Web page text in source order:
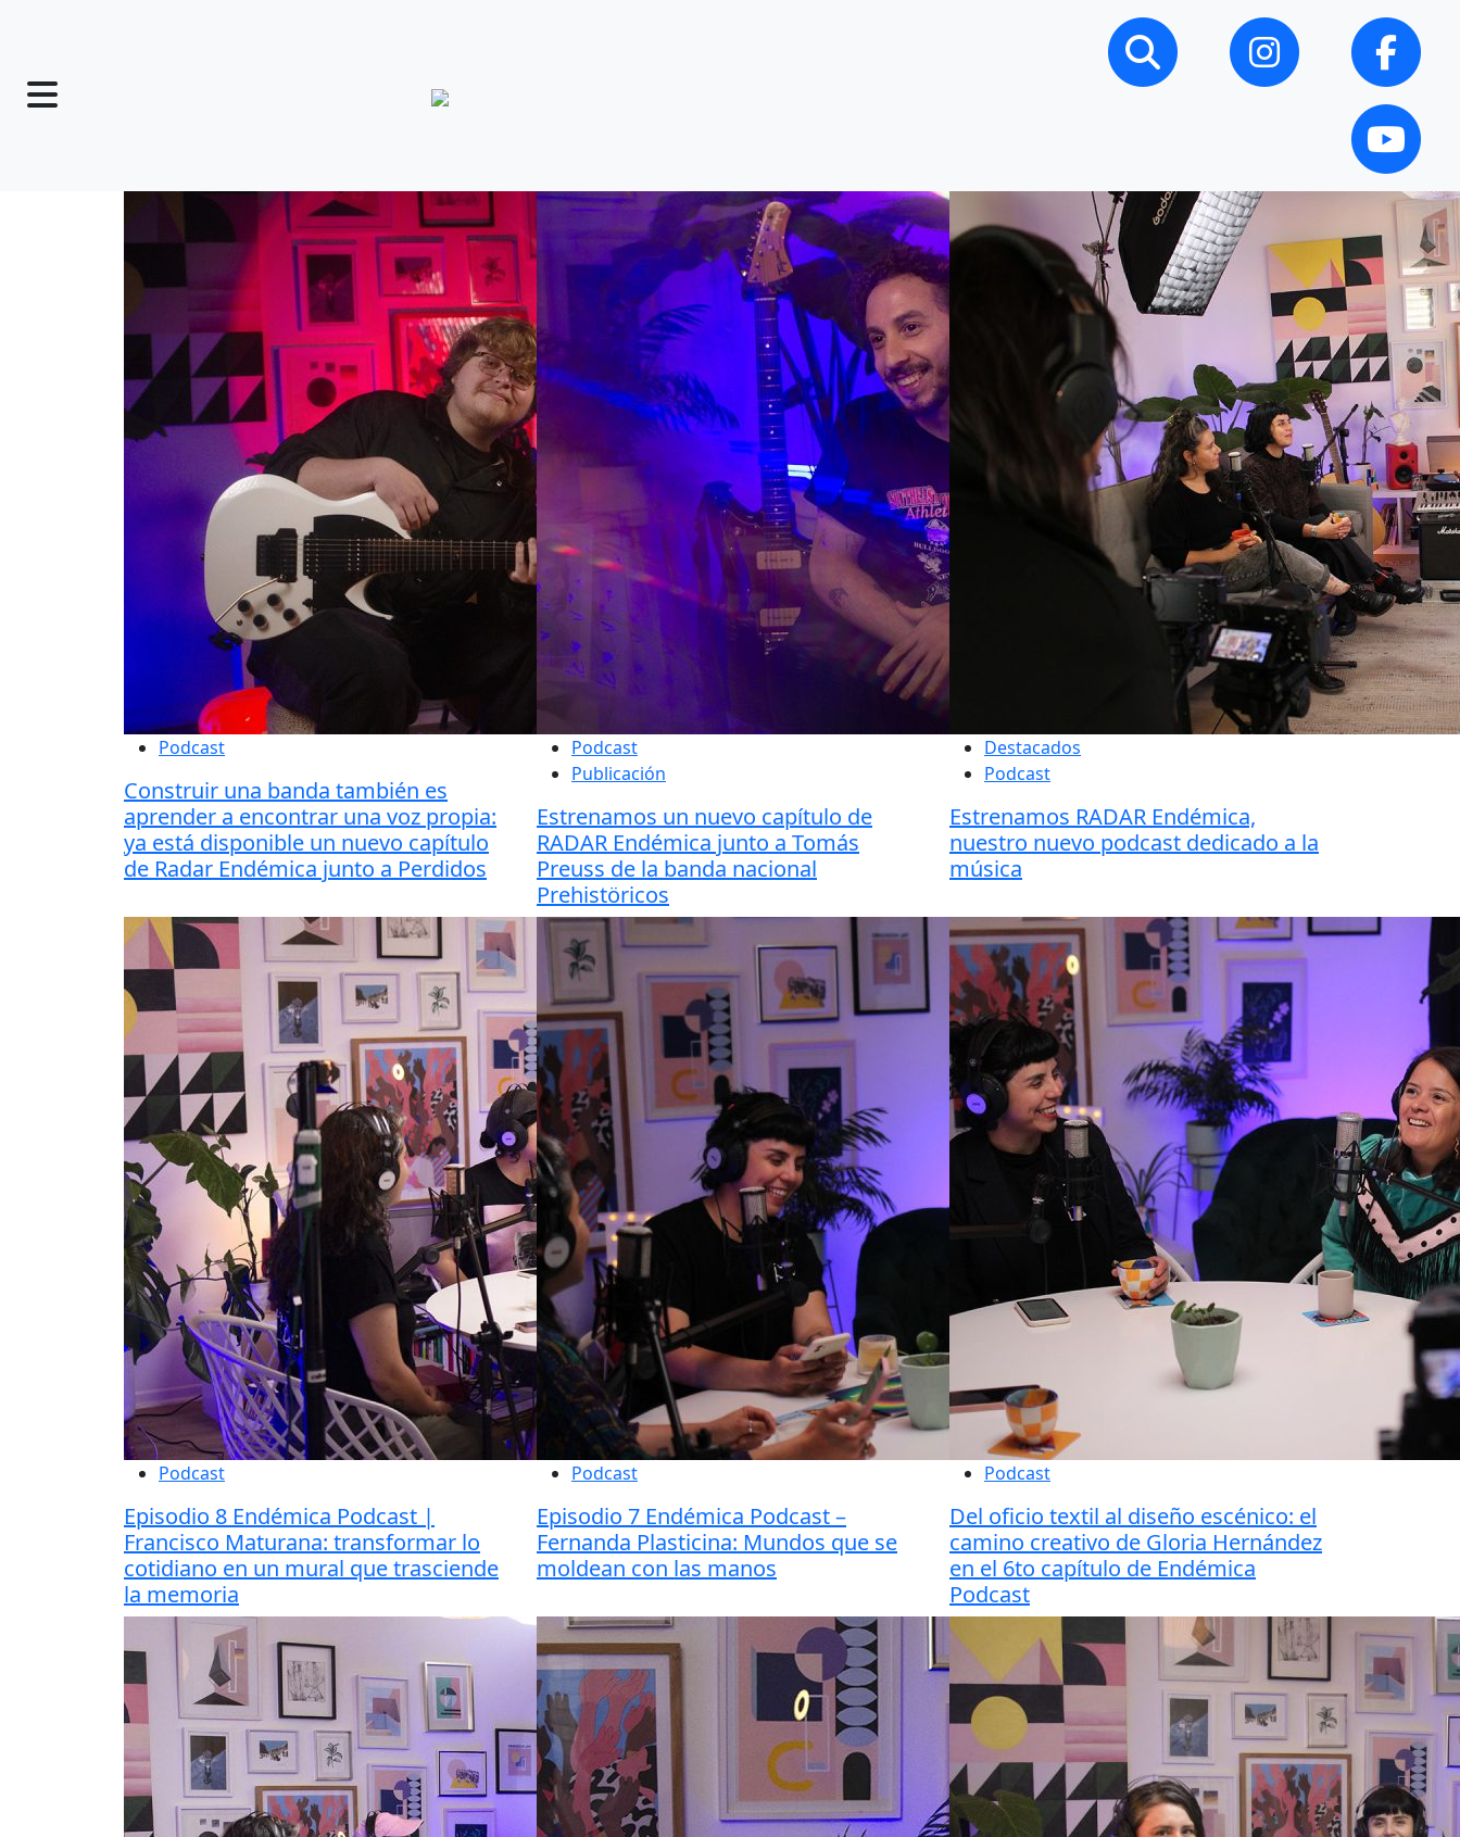
Podcast
Construir una banda también es
aprender a encontrar una voz propia:
ya está disponible un nuevo capítulo
de Radar Endémica junto a Perdidos
Podcast
Publicación
Estrenamos un nuevo capítulo de
RADAR Endémica junto a Tomás
Preuss de la banda nacional
Prehistöricos
Destacados
Podcast
Estrenamos RADAR Endémica,
nuestro nuevo podcast dedicado a la
música
Podcast
Episodio 8 Endémica Podcast |
Francisco Maturana: transformar lo
cotidiano en un mural que trasciende
la memoria
Podcast
Episodio 7 Endémica Podcast –
Fernanda Plasticina: Mundos que se
moldean con las manos
Podcast
Del oficio textil al diseño escénico: el
camino creativo de Gloria Hernández
en el 6to capítulo de Endémica
Podcast